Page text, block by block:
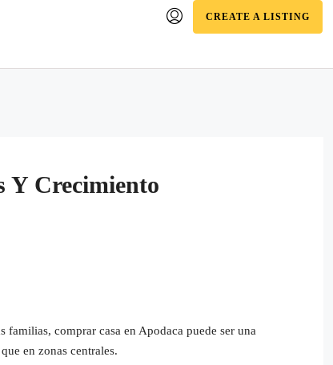
CREATE A LISTING
Y Crecimiento
comprar casa en Apodaca puede ser una
en zonas centrales.